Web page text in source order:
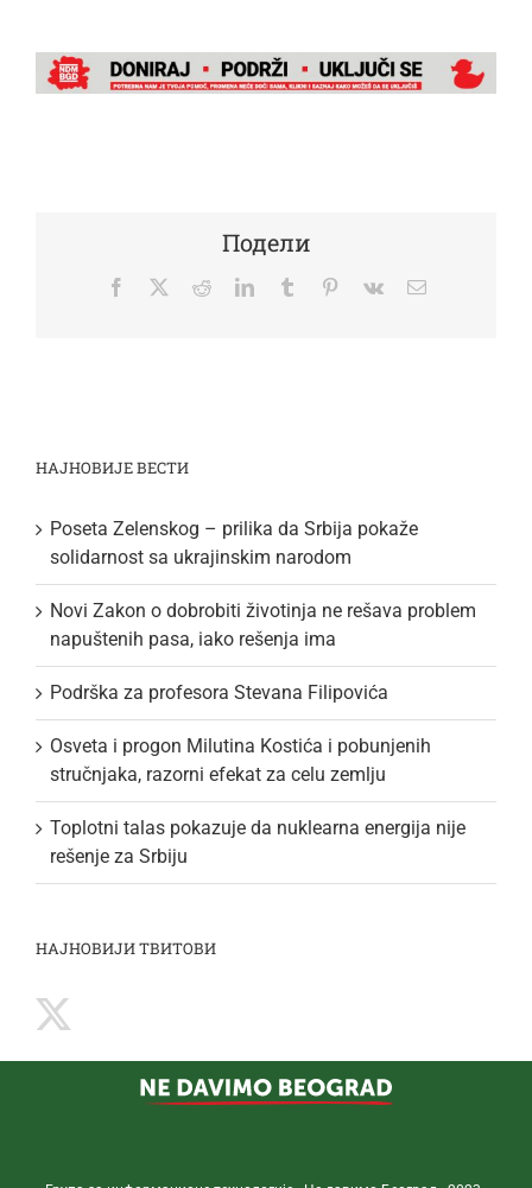
Подели
Facebook
TwitterRedditLinkedInTumblr Pinterest
Vk Email
НАЈНОВИЈЕ ВЕСТИ
Poseta Zelenskog – prilika da Srbija pokaže
solidarnost sa ukrajinskim narodom
Novi Zakon o dobrobiti životinja ne rešava problem
napuštenih pasa, iako rešenja ima
Podrška za profesora Stevana Filipovića
Osveta i progon Milutina Kostića i pobunjenih
stručnjaka, razorni efekat za celu zemlju
Toplotni talas pokazuje da nuklearna energija nije
rešenje za Srbiju
НАЈНОВИЈИ ТВИТОВИ